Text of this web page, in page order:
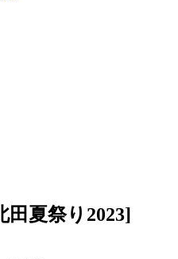
田夏祭り2023]